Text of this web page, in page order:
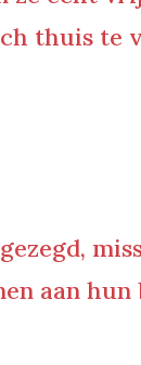
thuis te
aan